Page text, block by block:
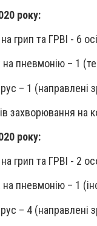
року:
грип та ГРВІ - 6
на пневмонію – 1
– 1 (направлені
захворювання на
року:
грип та ГРВІ - 2
на пневмонію – 1
– 4 (направлені